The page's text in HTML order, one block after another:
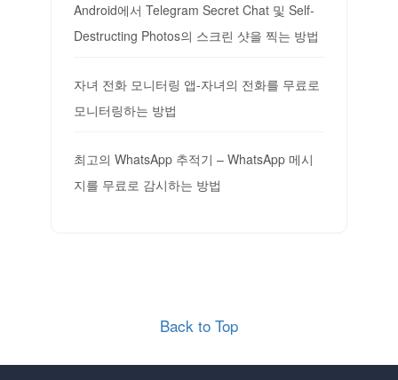
Android에서 Telegram Secret Chat 및 Self-
Destructing Photos의 스크린 샷을 찍는 방법
자녀 전화 모니터링 앱-자녀의 전화를 무료로
모니터링하는 방법
최고의 WhatsApp 추적기 – WhatsApp 메시
지를 무료로 감시하는 방법
Back to Top